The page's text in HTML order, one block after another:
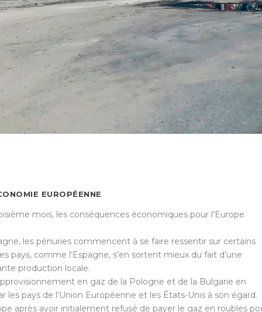
EUROPÉENNE
mois, les conséquences économiques pour l’Europe
les pénuries commencent à se faire ressentir sur certains
pays, comme l’Espagne, s’en sortent mieux du fait d’une
production locale.
en gaz de la Pologne et de la Bulgarie en
les pays de l’Union Européenne et les États-Unis à son égard.
après avoir initialement refusé de payer le gaz en roubles